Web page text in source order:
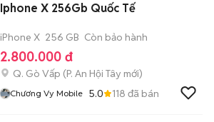
Iphone X 256Gb Quốc Tế
iPhone X 256 GB Còn bảo hành
2.800.000 đ
Q. Gò Vấp (P. An Hội Tây mới)
Chương Vy Mobile 5.0 118 đã bán